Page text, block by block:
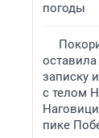
погоды
записку
с телом
пике